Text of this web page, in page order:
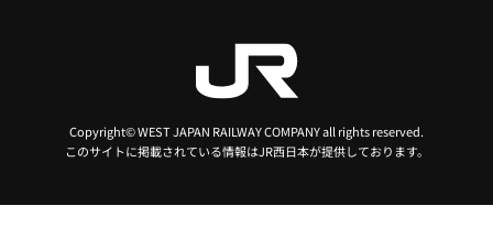
Copyright© WEST JAPAN RAILWAY COMPANY all rights reserved.
このサイトに掲載されている情報はJR西日本が提供しております。